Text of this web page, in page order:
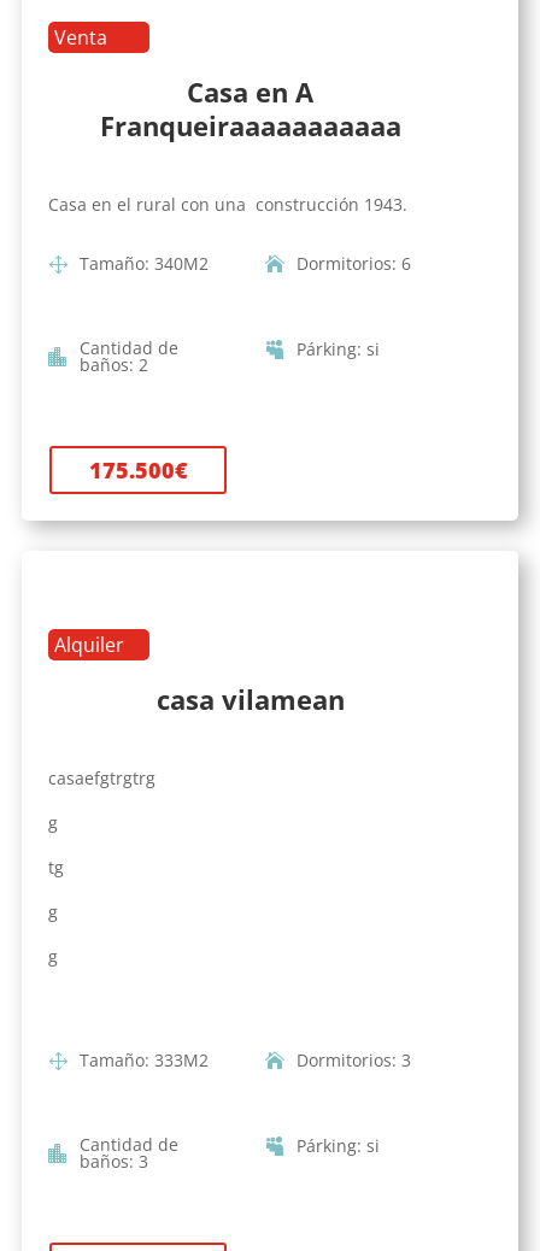
Venta
Casa en A
Franqueiraaaaaaaaaaa
Casa en el rural con una construcción 1943.
Tamaño: 340M2 Dormitorios: 6
Cantidad de
baños: 2
Párking: si
175.500€
Alquiler
casa vilamean
casaefgtrgtrg
g
tg
g
g
Tamaño: 333M2 Dormitorios: 3
Cantidad de
baños: 3
Párking: si